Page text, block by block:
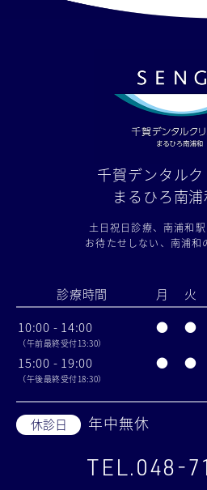
千賀デンタル
まるひろ南
土日祝日診療、南浦和
お待たせしない、南浦和
診療時間 月 火
10:00 - 14:00
（午前最終受付13:30）
● ●
15:00 - 19:00
（午後最終受付18:30）
● ●
休診日 年中無休
TEL.048-